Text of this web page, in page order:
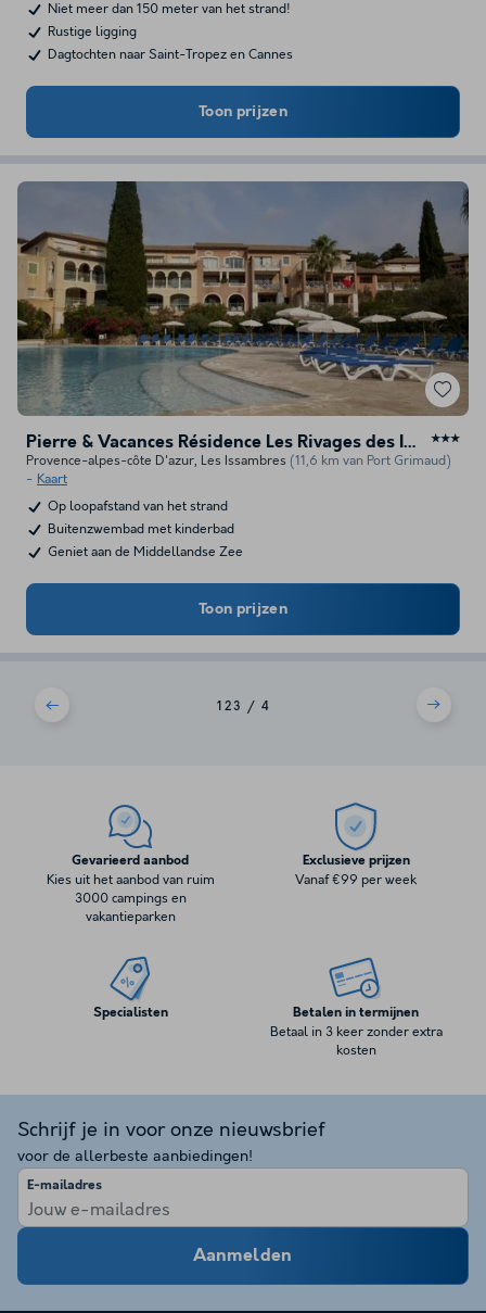
Niet meer dan 150 meter van het strand!
Rustige ligging
Dagtochten naar Saint-Tropez en Cannes
Toon prijzen
Pierre & Vacances Résidence Les Rivages des Issambres ★★★
Provence-alpes-côte D'azur, Les Issambres (11,6 km van Port Grimaud)
Kaart
Op loopafstand van het strand
Buitenzwembad met kinderbad
Geniet aan de Middellandse Zee
Toon prijzen
1 23 4
Gevarieerd aanbod
Kies uit het aanbod van ruim
3000 campings en
vakantieparken
Exclusieve prijzen
Vanaf €99 per week
Specialisten Betalen in termijnen
Betaal in 3 keer zonder extra
kosten
Schrijf je in voor onze nieuwsbrief
voor de allerbeste aanbiedingen!
E-mailadres
Aanmelden